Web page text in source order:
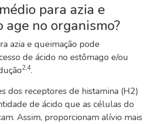
para azia e
age no organismo?
azia e queimação pode
de ácido no estômago e/ou
2,4.
dos receptores de histamina (H2)
de ácido que as células do
Assim, proporcionam alívio mais